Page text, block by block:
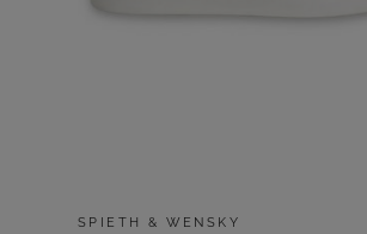
SPIETH & WENSKY